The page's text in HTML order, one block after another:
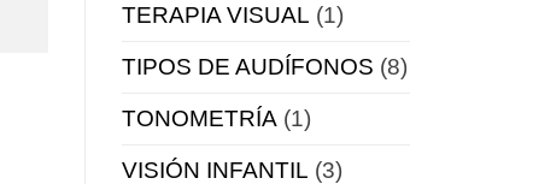
TERAPIA VISUAL (1)
TIPOS DE AUDÍFONOS (8)
TONOMETRÍA (1)
VISIÓN INFANTIL (3)